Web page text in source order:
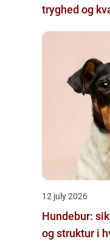
tryghed og
12 july 2026
Hundebur:
og struktur i